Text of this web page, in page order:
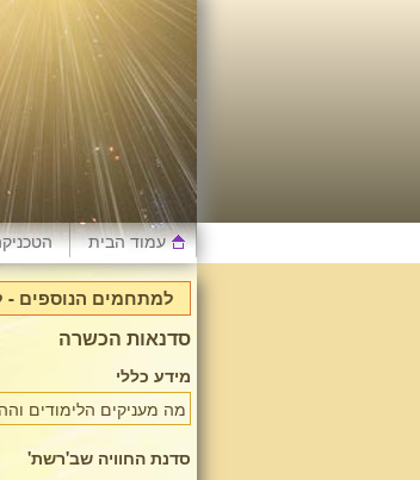
עמוד הבית
למתחמים הנוספים -
סדנאות הכשרה
מידע כללי
מה מעניקים הלימודים
סדנת החוויה שב'רשת'